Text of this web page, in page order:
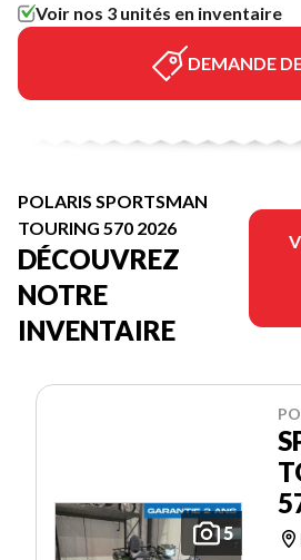
Voir nos 3 unités en inventaire
DEMANDE
POLARIS SPORTSMAN
TOURING 570 2026
DÉCOUVREZ
NOTRE
INVENTAIRE
5